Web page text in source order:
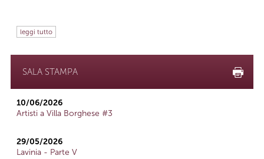
leggi tutto
SALA STAMPA
10/06/2026
Artisti a Villa Borghese #3
29/05/2026
Lavinia - Parte V